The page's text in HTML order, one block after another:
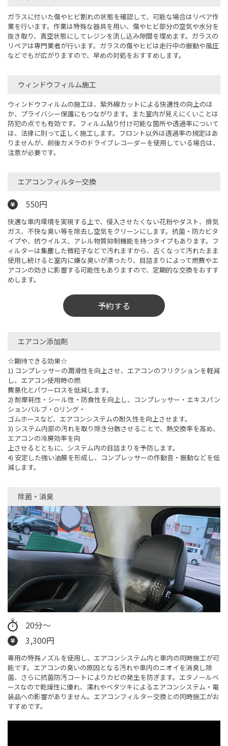
ガラスに付いた傷やヒビ割れの状態を確認して、可能な場合はリペア作
業を行います。作業は特殊な器具を用い、傷やヒビ部分の空気や水分を
抜き取り、真空状態にしてレジンを流し込み隙間を埋めます。ガラスの
リペアは専門業者が行います。ガラスの傷やヒビは走行中の振動や風圧
などでもが広がりますので、早めの対処をおすすめします。
ウィンドウフィルム施工
ウィンドウフィルムの施工は、紫外線カットによる快適性の向上のほ
か、プライバシー保護にもつながります。また室内が見えにくいことは
防犯の点でも有効です。フィルム貼り付け可能な箇所や透過率について
は、法律に則って正しく施工します。フロント以外は透過率の規定はあ
りませんが、前後カメラのドライブレコーダーを使用している場合は、
注意が必要です。
エアコンフィルター交換
550円
快適な車内環境を実現する上で、侵入させたくない花粉やダスト、排気
ガス、不快な臭い等を除去し空気をクリーンにします。抗菌・防カビタ
イプや、抗ウイルス、アレル物質抑制機能を持つタイプもあります。フ
ィルターは集塵した微粒子などで汚れますから、古くなって汚れたまま
使用し続けると室内に嫌な臭いが漂ったり、目詰まりによって燃費やエ
アコンの効きに影響する可能性もありますので、定期的な交換をおすす
めします。
予約する
エアコン添加剤
☆期待できる効果☆
1) コンプレッサーの潤滑性を向上させ、エアコンのフリクションを軽減
し、エアコン使用時の燃
費悪化とパワーロスを低減します。
2) 耐摩耗性・シール性・防食性を向上し、コンプレッサー・エキスパン
ションバルブ・Oリング・
ゴムホースなど、エアコンシステムの耐久性を向上させます。
3) システム内部の汚れを取り除き分散させることで、熱交換率を高め、
エアコンの冷房効率を向
上させるとともに、システム内の目詰まりを予防します。
4) 安定した強い油膜を形成し、コンプレッサーの作動音・振動などを低
減します。
除菌・消臭​
20分～
3,300円
専用の特殊ノズルを使用し、エアコンシステム内と車内の同時施工が可
能です。エアコンの臭いの原因となる汚れや車内のニオイを消臭し除
菌、さらに抗菌防汚コートによりカビの発生を防ぎます。エタノールベ
ースなので乾燥性に優れ、濡れやベタツキによるエアコンシステム・電
装品への影響がありません。エアコンフィルター交換との同時施工がお
すすめです。